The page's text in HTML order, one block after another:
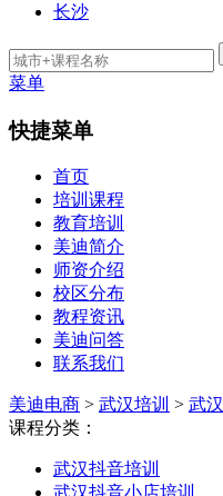
长沙
菜单
快捷菜单
首页
培训课程
教育培训
美迪简介
师资介绍
校区分布
教程资讯
美迪问答
联系我们
美迪电商 > 武汉培训 > 武
课程分类：
武汉抖音培训